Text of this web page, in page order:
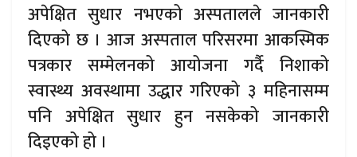
अपेक्षित सुधार नभएको अस्पतालले जानकारी
दिएको छ । आज अस्पताल परिसरमा आकस्मिक
पत्रकार सम्मेलनको आयोजना गर्दै निशाको
स्वास्थ्य अवस्थामा उद्धार गरिएको ३ महिनासम्म
पनि अपेक्षित सुधार हुन नसकेको जानकारी
दिइएको हो ।